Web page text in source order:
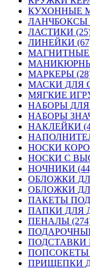
КУХОННЫЕ
ЛАНЧБОКСЫ
ЛАСТИКИ
ЛИНЕЙКИ
МАГНИТНЫЕ
МАРКЕРЫ
МАСКИ ДЛЯ
МЯГКИЕ
НАБОРЫ
НАБОРЫ
НАКЛЕЙКИ
НОСКИ
НОСКИ С
НОЧНИКИ
ОБЛОЖКИ
ОБЛОЖКИ
ПАКЕТЫ
ПАПКИ ДЛЯ
ПЕНАЛЫ
ПОДСТАВКИ
ПОПСОКЕТЫ
ПРИЩЕПКИ